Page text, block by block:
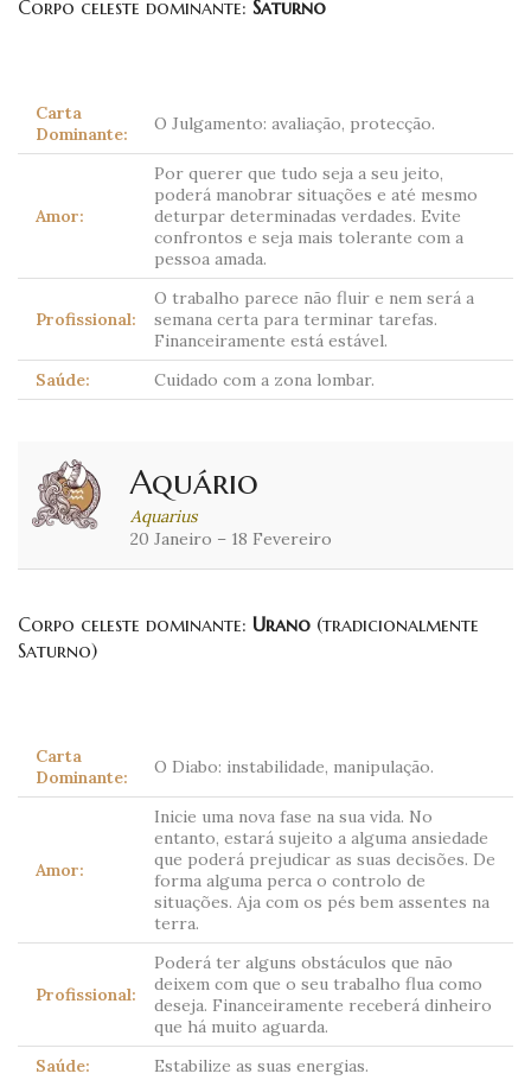
Corpo celeste dominante: Saturno
Carta
Dominante:
O Julgamento: avaliação, protecção.
Amor:
Por querer que tudo seja a seu jeito,
poderá manobrar situações e até mesmo
deturpar determinadas verdades. Evite
confrontos e seja mais tolerante com a
pessoa amada.
Profissional:
O trabalho parece não fluir e nem será a
semana certa para terminar tarefas.
Financeiramente está estável.
Saúde:
Cuidado com a zona lombar.
Aquário
Aquarius
20 Janeiro – 18 Fevereiro
Corpo celeste dominante: Urano (tradicionalmente
Saturno)
Carta
Dominante:
O Diabo: instabilidade, manipulação.
Amor:
Inicie uma nova fase na sua vida. No
entanto, estará sujeito a alguma ansiedade
que poderá prejudicar as suas decisões. De
forma alguma perca o controlo de
situações. Aja com os pés bem assentes na
terra.
Profissional:
Poderá ter alguns obstáculos que não
deixem com que o seu trabalho flua como
deseja. Financeiramente receberá dinheiro
que há muito aguarda.
Saúde:
Estabilize as suas energias.